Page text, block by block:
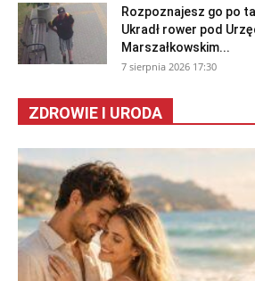
Rozpoznajesz go po
Ukradł rower pod
Marszałkowskim...
7 sierpnia 2026 17:30
ZDROWIE I URODA